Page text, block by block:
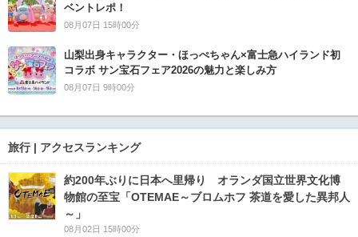
ベントレポ！
08月07日 15時00分
山梨出身キャラクター・ほっぺちゃん×富士急ハイランド初
コラボ サン宝石フェア2026の魅力と楽しみ方
08月07日 9時00分
旅行 | アクセスランキング
約200年ぶりに日本へ里帰り オランダ国立世界文化博
物館の至宝「OTEMAE～ブロムホフ 茶道を愛した異邦人
～」
08月02日 15時00分